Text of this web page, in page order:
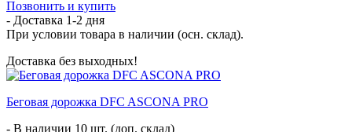
Позвонить и купить
- Доставка 1-2 дня
При условии товара в наличии (осн. склад).
Доставка без выходных!
Беговая дорожка DFC ASCONA PRO
- В наличии 10 шт. (доп. склад)